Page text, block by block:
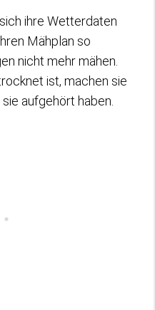
ihre Wetterdaten
Mähplan so
nicht mehr mähen.
ist, machen sie
aufgehört haben.